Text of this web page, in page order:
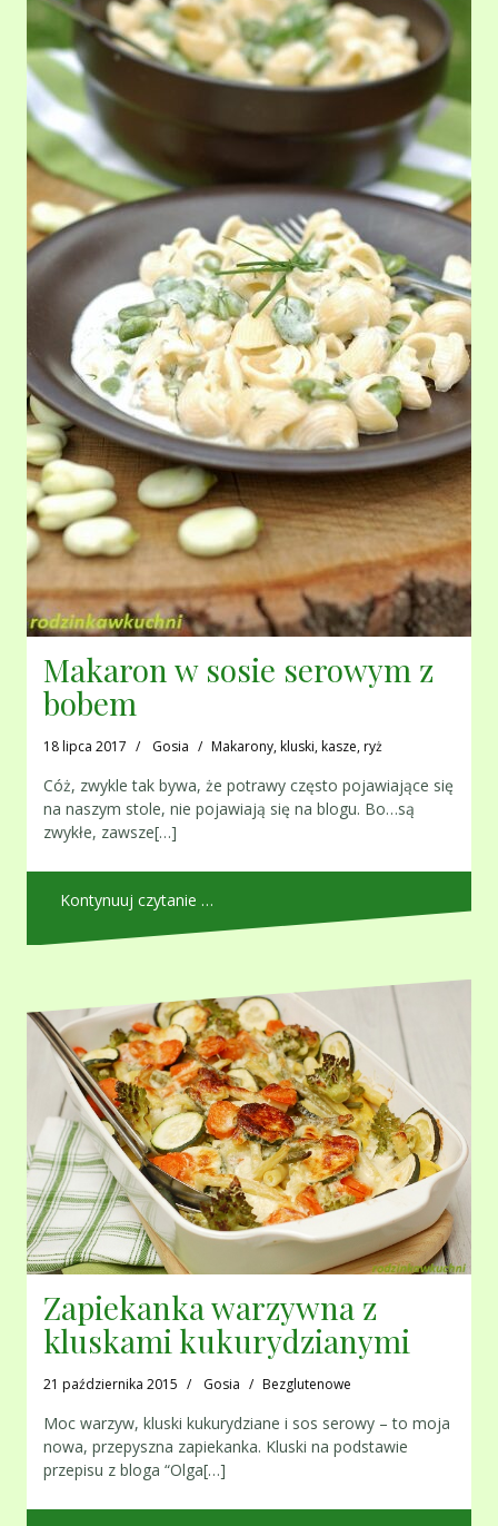
Makaron w sosie serowym z
bobem
18 lipca 2017 Gosia Makarony, kluski, kasze, ryż
Cóż, zwykle tak bywa, że potrawy często pojawiające się
na naszym stole, nie pojawiają się na blogu. Bo…są
zwykłe, zawsze[…]
Kontynuuj czytanie …
Zapiekanka warzywna z
kluskami kukurydzianymi
21 października 2015 Gosia Bezglutenowe
Moc warzyw, kluski kukurydziane i sos serowy – to moja
nowa, przepyszna zapiekanka. Kluski na podstawie
przepisu z bloga “Olga[…]